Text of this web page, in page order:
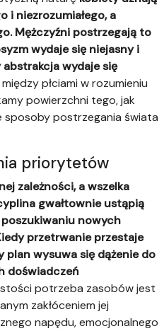
i niezrozumiałego, a
Mężczyźni postrzegają to
wydaje się niejasny i
abstrakcja wydaje się
płciami w rozumieniu
powierzchni tego, jak
sposoby postrzegania świata
priorytetów
zależności, a wszelka
gwałtownie ustąpią
nowych
przetrwanie przestaje
plan wysuwa się dążenie do
doświadczeń
potrzeba zasobów jest
zakłóceniem jej
napędu, emocjonalnego